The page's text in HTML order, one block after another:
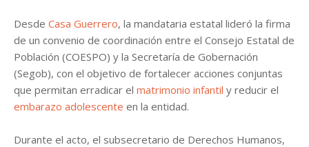
Desde Casa Guerrero, la mandataria estatal lideró la firma
de un convenio de coordinación entre el Consejo Estatal de
Población (COESPO) y la Secretaría de Gobernación
(Segob), con el objetivo de fortalecer acciones conjuntas
que permitan erradicar el matrimonio infantil y reducir el
embarazo adolescente en la entidad.
Durante el acto, el subsecretario de Derechos Humanos,